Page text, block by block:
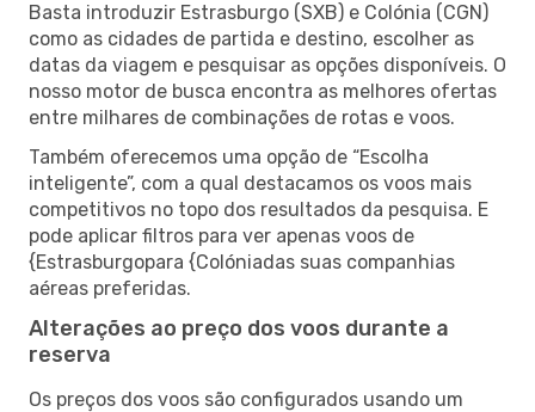
Basta introduzir Estrasburgo (SXB) e Colónia (CGN)
como as cidades de partida e destino, escolher as
datas da viagem e pesquisar as opções disponíveis. O
nosso motor de busca encontra as melhores ofertas
entre milhares de combinações de rotas e voos.
Também oferecemos uma opção de “Escolha
inteligente”, com a qual destacamos os voos mais
competitivos no topo dos resultados da pesquisa. E
pode aplicar filtros para ver apenas voos de
{Estrasburgopara {Colóniadas suas companhias
aéreas preferidas.
Alterações ao preço dos voos durante a
reserva
Os preços dos voos são configurados usando um